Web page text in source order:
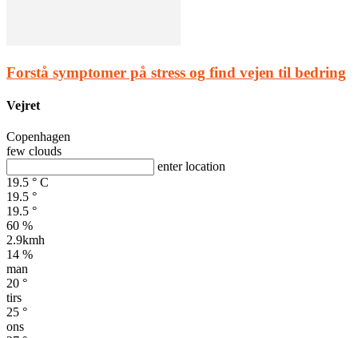
Forstå symptomer på stress og find vejen til bedring
Vejret
Copenhagen
few clouds
enter location
19.5 ° C
19.5 °
19.5 °
60 %
2.9kmh
14 %
man
20 °
tirs
25 °
ons